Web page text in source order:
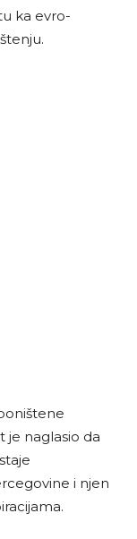
ka evro-
je naglasio da
i njen